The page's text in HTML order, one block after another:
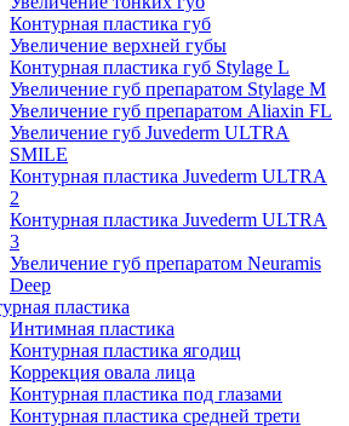
Контурная пластика губ
Увеличение верхней губы
Контурная пластика губ Stylage L
Увеличение губ препаратом Stylage M
Увеличение губ препаратом Aliaxin FL
Увеличение губ Juvederm ULTRA
SMILE
Контурная пластика Juvederm ULTRA
2
Контурная пластика Juvederm ULTRA
3
Увеличение губ препаратом Neuramis
Deep
пластика
Интимная пластика
Контурная пластика ягодиц
Коррекция овала лица
Контурная пластика под глазами
Контурная пластика средней трети